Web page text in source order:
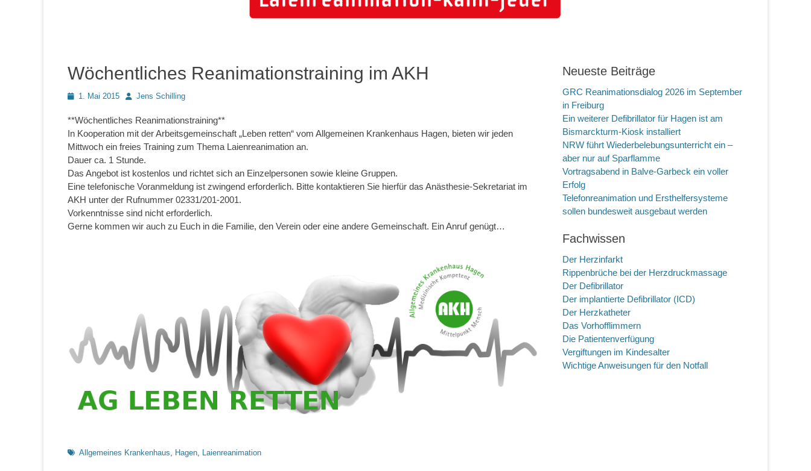
Wöchentliches Reanimationstraining im AKH
Posted1. Mai 2015 AutorJens Schilling
**Wöchentliches Reanimationstraining**
In Kooperation mit der Arbeitsgemeinschaft „Leben retten“ vom Allgemeinen Krankenhaus Hagen, bieten wir jeden
Mittwoch ein freies Training zum Thema Laienreanimation an.
Dauer ca. 1 Stunde.
Das Angebot ist kostenlos und richtet sich an Einzelpersonen sowie kleine Gruppen.
Eine telefonische Voranmeldung ist zwingend erforderlich. Bitte kontaktieren Sie hierfür das Anästhesie-Sekretariat im
AKH unter der Rufnummer 02331/201-2001.
Vorkenntnisse sind nicht erforderlich.
Gerne kommen wir auch zu Euch in die Familie, den Verein oder eine andere Gemeinschaft. Ein Anruf genügt…
Schlagworte
Allgemeines Krankenhaus Hagen Laienreanimation
Neueste Beiträge
GRC Reanimationsdialog 2026 im September
in Freiburg
Ein weiterer Defibrillator für Hagen ist am
Bismarckturm-Kiosk installiert
NRW führt Wiederbelebungsunterricht ein –
aber nur auf Sparflamme
Vortragsabend in Balve-Garbeck ein voller
Erfolg
Telefonreanimation und Ersthelfersysteme
sollen bundesweit ausgebaut werden
Fachwissen
Der Herzinfarkt
Rippenbrüche bei der Herzdruckmassage
Der Defibrillator
Der implantierte Defibrillator (ICD)
Der Herzkatheter
Das Vorhofflimmern
Die Patientenverfügung
Vergiftungen im Kindesalter
Wichtige Anweisungen für den Notfall